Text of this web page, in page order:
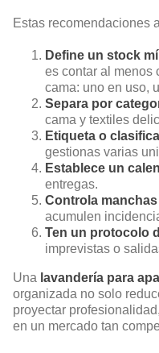
Estas recomendaciones
Define un stock
es contar al menos
cama: uno en uso,
Separa por
cama y textiles
Etiqueta o
gestionas varias
Establece un
entregas.
Controla
acumulen
Ten un protocolo
imprevistas o
Una lavandería para
organizada no solo
proyectar
en un mercado tan